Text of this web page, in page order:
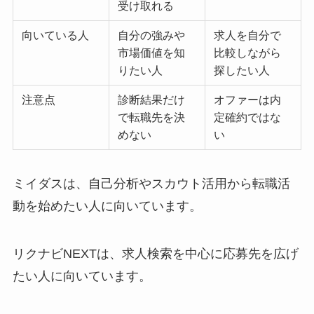
受け取れる
向いている人
自分の強みや
市場価値を知
りたい人
求人を自分で
比較しながら
探したい人
注意点
診断結果だけ
で転職先を決
めない
オファーは内
定確約ではな
い
ミイダスは、自己分析やスカウト活用から転職活
動を始めたい人に向いています。
リクナビNEXTは、求人検索を中心に応募先を広げ
たい人に向いています。